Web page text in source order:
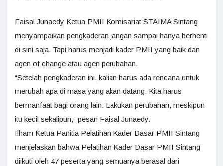
Faisal Junaedy Ketua PMII Komisariat STAIMA Sintang
menyampaikan pengkaderan jangan sampai hanya berhenti
di sini saja. Tapi harus menjadi kader PMII yang baik dan
agen of change atau agen perubahan.
“Setelah pengkaderan ini, kalian harus ada rencana untuk
merubah apa di masa yang akan datang. Kita harus
bermanfaat bagi orang lain. Lakukan perubahan, meskipun
itu kecil sekalipun,” pesan Faisal Junaedy.
Ilham Ketua Panitia Pelatihan Kader Dasar PMII Sintang
menjelaskan bahwa Pelatihan Kader Dasar PMII Sintang
diikuti oleh 47 peserta yang semuanya berasal dari